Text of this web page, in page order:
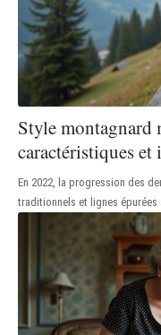
Style montagnard
caractéristiques
En 2022, la progression des
traditionnels et lignes épurées